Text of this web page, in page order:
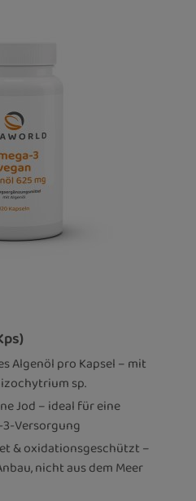
Algenöl pro Kapsel – mit
sp.
Jod – ideal für eine
Versorgung
& oxidationsgeschützt –
nicht aus dem Meer